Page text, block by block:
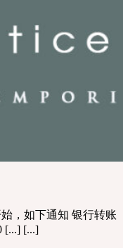
，如下通知 银行转账
[...] [...]